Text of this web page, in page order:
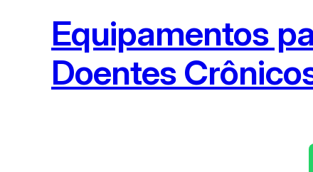
Equipamentos
Doentes